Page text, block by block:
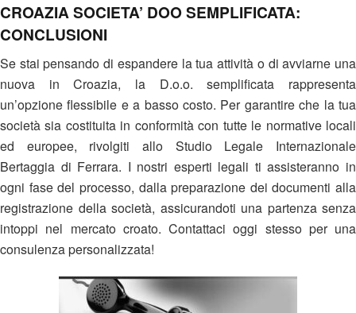
CROAZIA SOCIETA’ DOO SEMPLIFICATA:
CONCLUSIONI
Se stai pensando di espandere la tua attività o di avviarne una
nuova in Croazia, la D.o.o. semplificata rappresenta
un’opzione flessibile e a basso costo. Per garantire che la tua
società sia costituita in conformità con tutte le normative locali
ed europee, rivolgiti allo Studio Legale Internazionale
Bertaggia di Ferrara. I nostri esperti legali ti assisteranno in
ogni fase del processo, dalla preparazione dei documenti alla
registrazione della società, assicurandoti una partenza senza
intoppi nel mercato croato. Contattaci oggi stesso per una
consulenza personalizzata!